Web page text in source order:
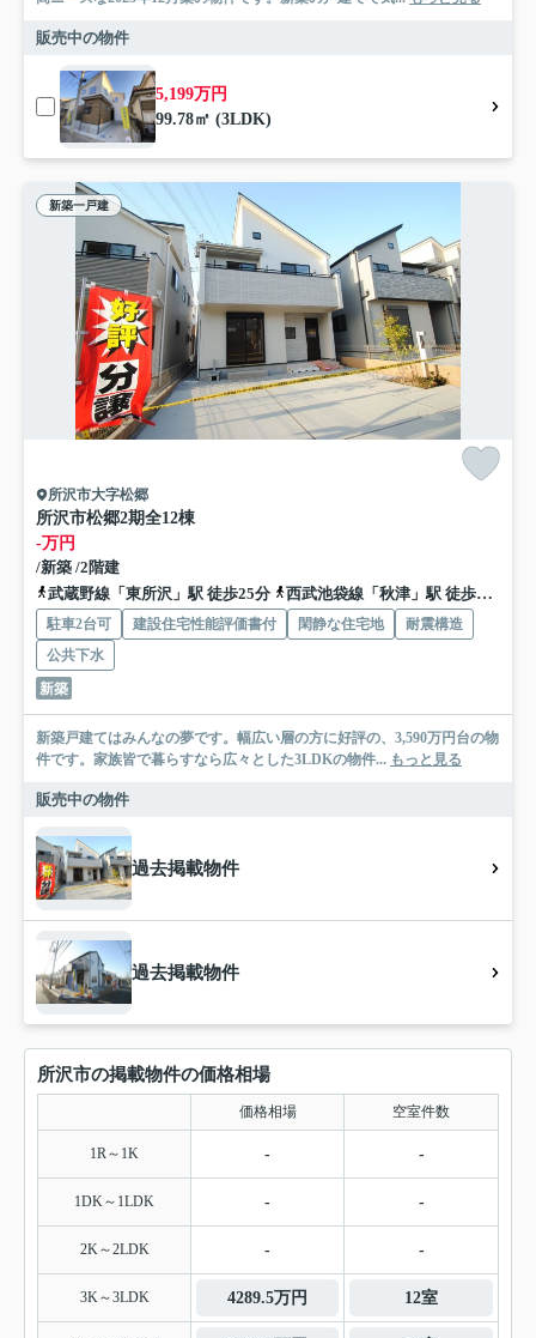
販売中の物件
5,199万円
99.78㎡ (3LDK)
新築一戸建
所沢市大字松郷
所沢市松郷2期全12棟
-万円
/新築 /2階建
武蔵野線「東所沢」駅 徒歩25分
西武池袋線「秋津」駅 徒歩27分
駐車2台可 建設住宅性能評価書付 閑静な住宅地
耐震構造
公共下水
新築
新築戸建てはみんなの夢です。幅広い層の方に好評の、3,590万円台の物
件です。家族皆で暮らすなら広々とした3LDKの物件... もっと見る
販売中の物件
過去掲載物件
過去掲載物件
所沢市の掲載物件の価格相場
価格相場 空室件数
1R～1K - -
1DK～1LDK - -
2K～2LDK - -
3K～3LDK 4289.5万円 12室